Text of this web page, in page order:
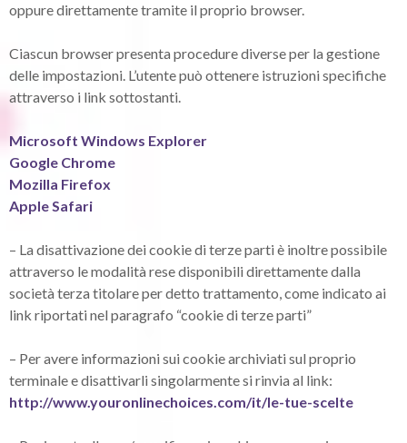
oppure direttamente tramite il proprio browser.
Ciascun browser presenta procedure diverse per la gestione
delle impostazioni. L’utente può ottenere istruzioni specifiche
attraverso i link sottostanti.
Microsoft Windows Explorer
Google Chrome
Mozilla Firefox
Apple Safari
– La disattivazione dei cookie di terze parti è inoltre possibile
attraverso le modalità rese disponibili direttamente dalla
società terza titolare per detto trattamento, come indicato ai
link riportati nel paragrafo “cookie di terze parti”
– Per avere informazioni sui cookie archiviati sul proprio
terminale e disattivarli singolarmente si rinvia al link:
http://www.youronlinechoices.com/it/le-tue-scelte